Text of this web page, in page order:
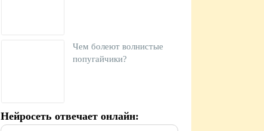
Чем болеют волнистые
попугайчики?
Нейросеть отвечает онлайн: